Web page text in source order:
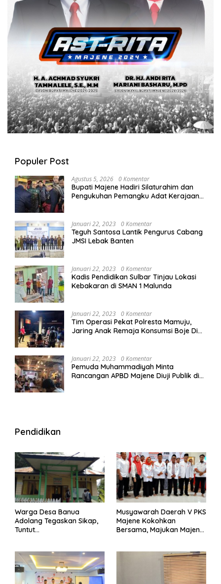
Populer Post
Agustus 5, 2026 0 Komentar
Bupati Majene Hadiri Silaturahim dan
Pengukuhan Pemangku Adat Kerajaan
Januari 22, 2023 0 Komentar
Teguh Santosa Lantik Pengurus Cabang
JMSI Lebak Banten
Januari 22, 2023 0 Komentar
Kadis Pendidikan Sulbar Tinjau Lokasi
Kebakaran di SMAN 1 Malunda
Januari 22, 2023 0 Komentar
Tim Operasi Pekat Polresta Mamuju,
Jaring Anak Remaja Konsumsi Boje Di
Januari 22, 2023 0 Komentar
Pemuda Muhammadiyah Minta
Rancangan APBD Majene Diuji Publik di
Pendidikan
Warga Desa Banua
Adolang Tegaskan Sikap,
Tuntut
Musyawarah Daerah V PKS
Majene Kokohkan
Bersama, Majukan Majene